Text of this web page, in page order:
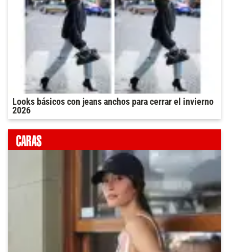
Looks básicos con jeans anchos para cerrar el invierno
2026